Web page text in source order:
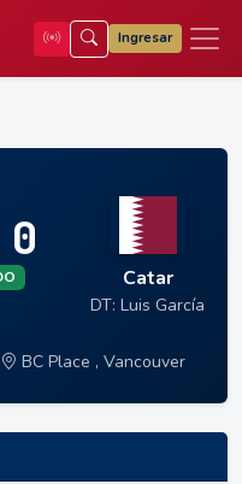
Ingresar
Catar
DT: Luis García
BC Place , Vancouver